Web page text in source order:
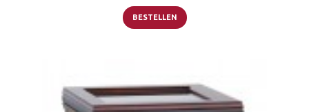
BESTELLEN